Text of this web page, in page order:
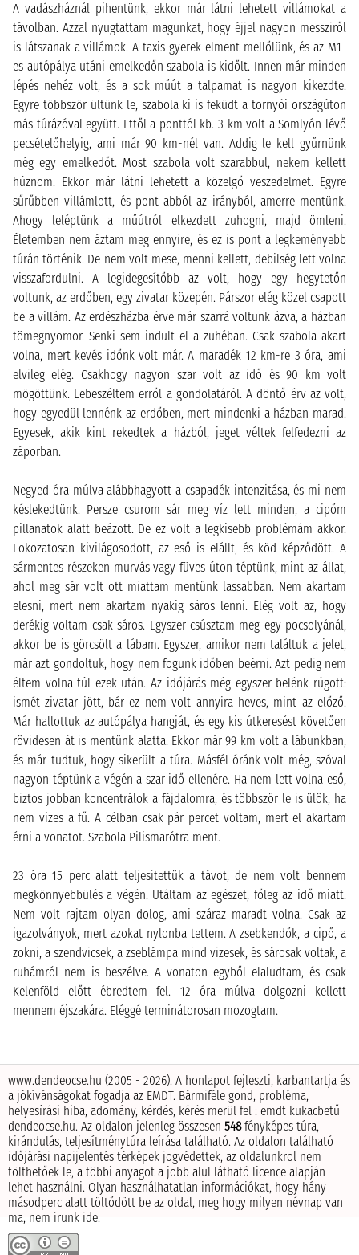
A vadászháznál pihentünk, ekkor már látni lehetett villámokat a
távolban. Azzal nyugtattam magunkat, hogy éjjel nagyon messziről
is látszanak a villámok. A taxis gyerek elment mellőlünk, és az M1-
es autópálya utáni emelkedőn szabola is kidőlt. Innen már minden
lépés nehéz volt, és a sok műút a talpamat is nagyon kikezdte.
Egyre többször ültünk le, szabola ki is feküdt a tornyói országúton
más túrázóval együtt. Ettől a ponttól kb. 3 km volt a Somlyón lévő
pecsételőhelyig, ami már 90 km-nél van. Addig le kell gyűrnünk
még egy emelkedőt. Most szabola volt szarabbul, nekem kellett
húznom. Ekkor már látni lehetett a közelgő veszedelmet. Egyre
sűrűbben villámlott, és pont abból az irányból, amerre mentünk.
Ahogy leléptünk a műútról elkezdett zuhogni, majd ömleni.
Életemben nem áztam meg ennyire, és ez is pont a legkeményebb
túrán történik. De nem volt mese, menni kellett, debilség lett volna
visszafordulni. A legidegesítőbb az volt, hogy egy hegytetőn
voltunk, az erdőben, egy zivatar közepén. Párszor elég közel csapott
be a villám. Az erdészházba érve már szarrá voltunk ázva, a házban
tömegnyomor. Senki sem indult el a zuhéban. Csak szabola akart
volna, mert kevés időnk volt már. A maradék 12 km-re 3 óra, ami
elvileg elég. Csakhogy nagyon szar volt az idő és 90 km volt
mögöttünk. Lebeszéltem erről a gondolatáról. A döntő érv az volt,
hogy egyedül lennénk az erdőben, mert mindenki a házban marad.
Egyesek, akik kint rekedtek a házból, jeget véltek felfedezni az
záporban.
Negyed óra múlva alábbhagyott a csapadék intenzitása, és mi nem
késlekedtünk. Persze csurom sár meg víz lett minden, a cipőm
pillanatok alatt beázott. De ez volt a legkisebb problémám akkor.
Fokozatosan kivilágosodott, az eső is elállt, és köd képződött. A
sármentes részeken murvás vagy füves úton téptünk, mint az állat,
ahol meg sár volt ott miattam mentünk lassabban. Nem akartam
elesni, mert nem akartam nyakig sáros lenni. Elég volt az, hogy
derékig voltam csak sáros. Egyszer csúsztam meg egy pocsolyánál,
akkor be is görcsölt a lábam. Egyszer, amikor nem találtuk a jelet,
már azt gondoltuk, hogy nem fogunk időben beérni. Azt pedig nem
éltem volna túl ezek után. Az időjárás még egyszer belénk rúgott:
ismét zivatar jött, bár ez nem volt annyira heves, mint az előző.
Már hallottuk az autópálya hangját, és egy kis útkeresést követően
rövidesen át is mentünk alatta. Ekkor már 99 km volt a lábunkban,
és már tudtuk, hogy sikerült a túra. Másfél óránk volt még, szóval
nagyon téptünk a végén a szar idő ellenére. Ha nem lett volna eső,
biztos jobban koncentrálok a fájdalomra, és többször le is ülök, ha
nem vizes a fű. A célban csak pár percet voltam, mert el akartam
érni a vonatot. Szabola Pilismarótra ment.
23 óra 15 perc alatt teljesítettük a távot, de nem volt bennem
megkönnyebbülés a végén. Utáltam az egészet, főleg az idő miatt.
Nem volt rajtam olyan dolog, ami száraz maradt volna. Csak az
igazolványok, mert azokat nylonba tettem. A zsebkendők, a cipő, a
zokni, a szendvicsek, a zseblámpa mind vizesek, és sárosak voltak, a
ruhámról nem is beszélve. A vonaton egyből elaludtam, és csak
Kelenföld előtt ébredtem fel. 12 óra múlva dolgozni kellett
mennem éjszakára. Eléggé terminátorosan mozogtam.
www.dendeocse.hu (2005 - 2026). A honlapot fejleszti, karbantartja és
a jókívánságokat fogadja az EMDT. Bármiféle gond, probléma,
helyesírási hiba, adomány, kérdés, kérés merül fel : emdt kukacbetű
dendeocse.hu. Az oldalon jelenleg összesen 548fényképes túra,
kirándulás, teljesítménytúra leírása található. Az oldalon található
időjárási napijelentés térképek jogvédettek, az oldalunkrol nem
tölthetőek le, a többi anyagot a jobb alul látható licence alapján
lehet használni. Olyan használhatatlan információkat, hogy hány
másodperc alatt töltődött be az oldal, meg hogy milyen névnap van
ma, nem írunk ide.